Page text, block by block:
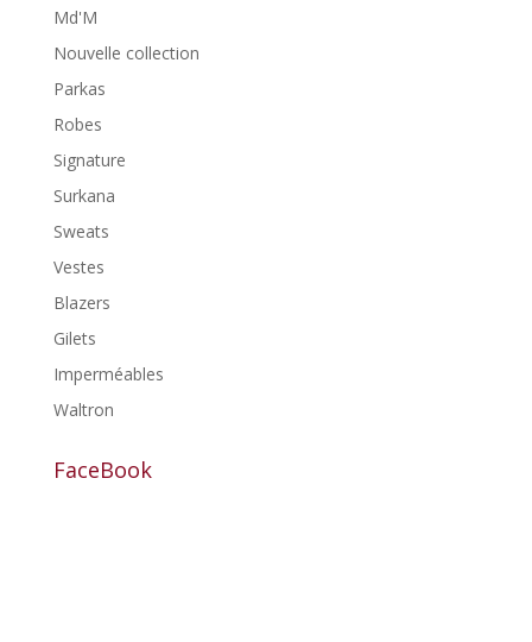
Md'M
Nouvelle collection
Parkas
Robes
Signature
Surkana
Sweats
Vestes
Blazers
Gilets
Imperméables
Waltron
FaceBook